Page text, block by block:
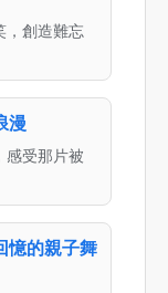
，創造難忘
漫
感受那片被
憶的親子舞